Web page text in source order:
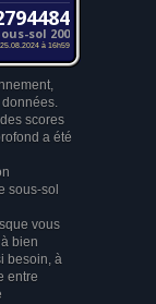
sol 200
25.08.2024 à 16h59
scores
a été
sous-sol
vous
bien
besoin, à
entre